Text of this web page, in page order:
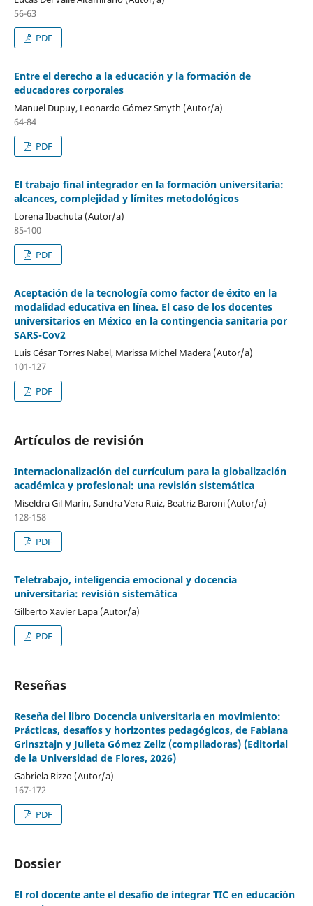
56-63
PDF
Entre el derecho a la educación y la formación de
educadores corporales
Manuel Dupuy, Leonardo Gómez Smyth (Autor/a)
64-84
PDF
El trabajo final integrador en la formación universitaria:
alcances, complejidad y límites metodológicos
Lorena Ibachuta (Autor/a)
85-100
PDF
Aceptación de la tecnología como factor de éxito en la
modalidad educativa en línea. El caso de los docentes
universitarios en México en la contingencia sanitaria por
SARS-Cov2
Luis César Torres Nabel, Marissa Michel Madera (Autor/a)
101-127
PDF
Artículos de revisión
Internacionalización del currículum para la globalización
académica y profesional: una revisión sistemática
Miseldra Gil Marín, Sandra Vera Ruiz, Beatriz Baroni (Autor/a)
128-158
PDF
Teletrabajo, inteligencia emocional y docencia
universitaria: revisión sistemática
Gilberto Xavier Lapa (Autor/a)
PDF
Reseñas
Reseña del libro Docencia universitaria en movimiento:
Prácticas, desafíos y horizontes pedagógicos, de Fabiana
Grinsztajn y Julieta Gómez Zeliz (compiladoras) (Editorial
de la Universidad de Flores, 2026)
Gabriela Rizzo (Autor/a)
167-172
PDF
Dossier
El rol docente ante el desafío de integrar TIC en educación